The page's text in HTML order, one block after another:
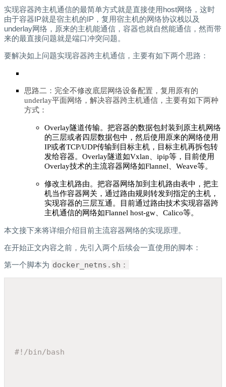
实现容器跨主机通信的最简单方式就是直接使用host网络，这时
由于容器IP就是宿主机的IP，复用宿主机的网络协议栈以及
underlay网络，原来的主机能通信，容器也就自然能通信，然而带
来的最直接问题就是端口冲突问题。
要解决如上问题实现容器跨主机通信，主要有如下两个思路：
思路二：完全不修改底层网络设备配置，复用原有的
underlay平面网络，解决容器跨主机通信，主要有如下两种
方式：
Overlay隧道传输。把容器的数据包封装到原主机网络
的三层或者四层数据包中，然后使用原来的网络使用
IP或者TCP/UDP传输到目标主机，目标主机再拆包转
发给容器。Overlay隧道如Vxlan、ipip等，目前使用
Overlay技术的主流容器网络如Flannel、Weave等。
修改主机路由。把容器网络加到主机路由表中，把主
机当作容器网关，通过路由规则转发到指定的主机，
实现容器的三层互通。目前通过路由技术实现容器跨
主机通信的网络如Flannel host-gw、Calico等。
本文接下来将详细介绍目前主流容器网络的实现原理。
在开始正文内容之前，先引入两个后续会一直使用的脚本：
第一个脚本为 docker_netns.sh：
#!/bin/bash